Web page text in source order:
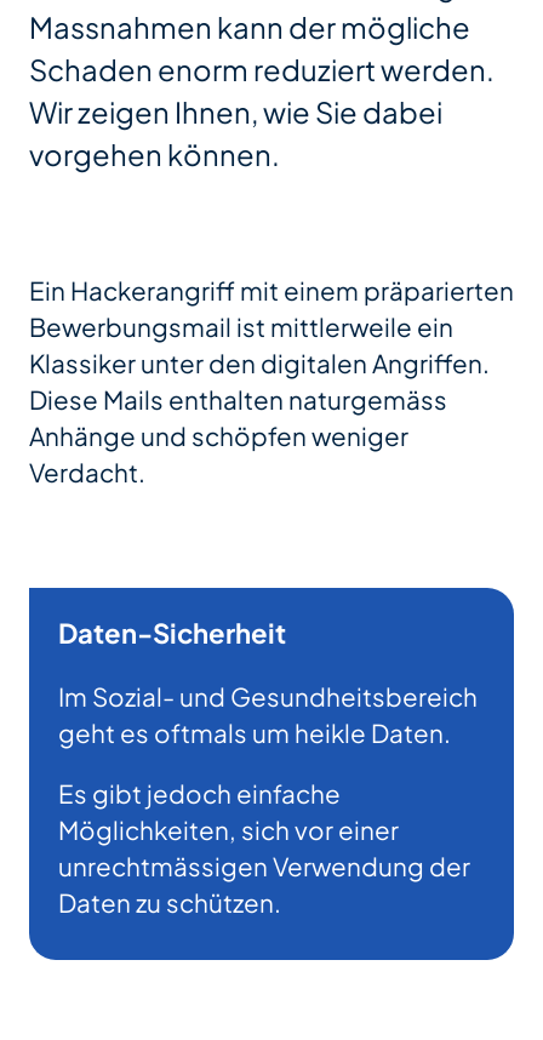
Massnahmen kann der mögliche
Schaden enorm reduziert werden.
Wir zeigen Ihnen, wie Sie dabei
vorgehen können.
Ein Hackerangriff mit einem präparierten
Bewerbungsmail ist mittlerweile ein
Klassiker unter den digitalen Angriffen.
Diese Mails enthalten naturgemäss
Anhänge und schöpfen weniger
Verdacht.
Daten-Sicherheit
Im Sozial- und Gesundheitsbereich
geht es oftmals um heikle Daten.
Es gibt jedoch einfache
Möglichkeiten, sich vor einer
unrechtmässigen Verwendung der
Daten zu schützen.